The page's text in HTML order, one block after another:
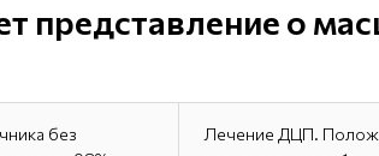
представление о
без
Лечение ДЦП.